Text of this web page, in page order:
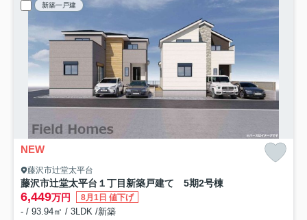
新築一戸建
NEW
藤沢市辻堂太平台
藤沢市辻堂太平台１丁目新築戸建て 5期2号棟
6,449万円 8月1日 値下げ
- / 93.94㎡ / 3LDK /新築